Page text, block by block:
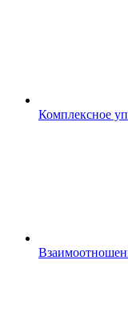
Комплексное